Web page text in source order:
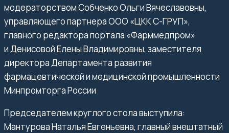
модераторствомСобченко Ольги Вячеславовны,
управляющего партнера ООО «ЦКК С-ГРУП»,
главного редактора портала «Фарммедпром»
иДенисовой Елены Владимировны, заместителя
директора Департамента развития
фармацевтической и медицинской промышленности
Минпромторга России
Председателем круглого стола выступила:
Мантурова Наталья Евгеньевна, главный внештатный